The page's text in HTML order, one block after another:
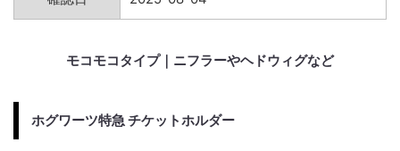
モコモコタイプ｜ニフラーやヘドウィグなど
ホグワーツ特急 チケットホルダー